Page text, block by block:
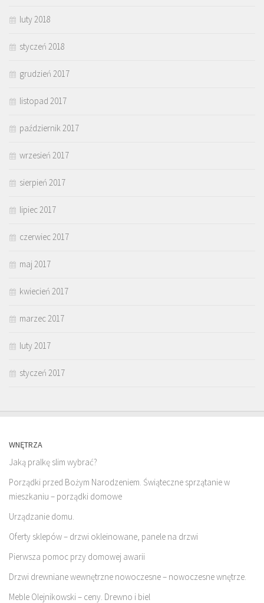
luty 2018
styczeń 2018
grudzień 2017
listopad 2017
październik 2017
wrzesień 2017
sierpień 2017
lipiec 2017
czerwiec 2017
maj 2017
kwiecień 2017
marzec 2017
luty 2017
styczeń 2017
WNĘTRZA
Jaką pralkę slim wybrać?
Porządki przed Bożym Narodzeniem. Świąteczne sprzątanie w
mieszkaniu – porządki domowe
Urządzanie domu.
Oferty sklepów – drzwi okleinowane, panele na drzwi
Pierwsza pomoc przy domowej awarii
Drzwi drewniane wewnętrzne nowoczesne – nowoczesne wnętrze.
Meble Olejnikowski – ceny. Drewno i biel